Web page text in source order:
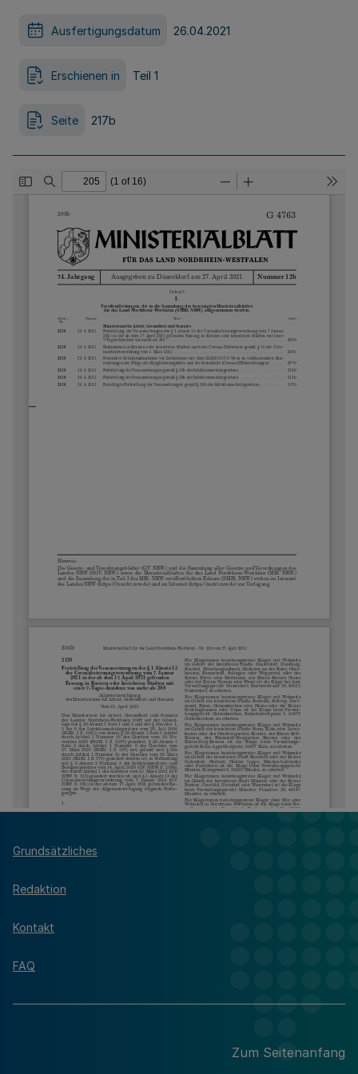
Ausfertigungsdatum 26.04.2021
Erschienen in Teil 1
Seite 217b
Grundsätzliches
Redaktion
Kontakt
FAQ
Zum Seitenanfang